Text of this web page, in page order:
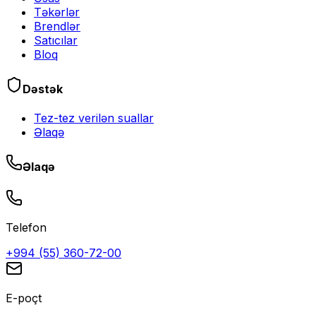
Təkərlər
Brendlər
Satıcılar
Bloq
Dəstək
Tez-tez verilən suallar
Əlaqə
Əlaqə
Telefon
+994 (55) 360-72-00
E-poçt